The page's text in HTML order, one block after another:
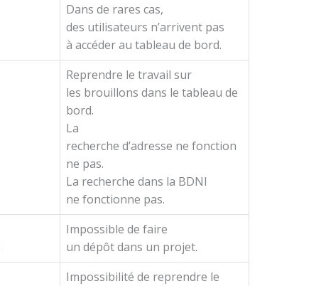
Dans de rares cas,
des utilisateurs n’arrivent pas
à accéder au tableau de bord.
Reprendre le travail sur
les brouillons dans le tableau de
bord.
La
recherche d’adresse ne fonction
ne pas.
La recherche dans la BDNI
ne fonctionne pas.
Impossible de faire
un dépôt dans un projet.
Impossibilité de reprendre le